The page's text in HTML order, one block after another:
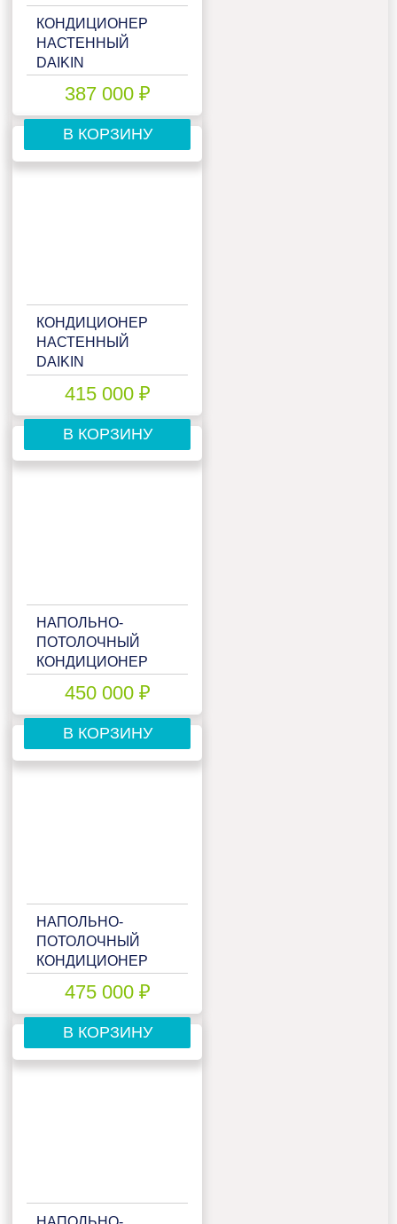
КОНДИЦИОНЕР
НАСТЕННЫЙ
DAIKIN
387 000 ₽
В КОРЗИНУ
КОНДИЦИОНЕР
НАСТЕННЫЙ
DAIKIN
415 000 ₽
В КОРЗИНУ
НАПОЛЬНО-
ПОТОЛОЧНЫЙ
КОНДИЦИОНЕР
FHA50A9/RXM50R
450 000 ₽
В КОРЗИНУ
НАПОЛЬНО-
ПОТОЛОЧНЫЙ
КОНДИЦИОНЕР
FHA60A9/RXM60R
475 000 ₽
В КОРЗИНУ